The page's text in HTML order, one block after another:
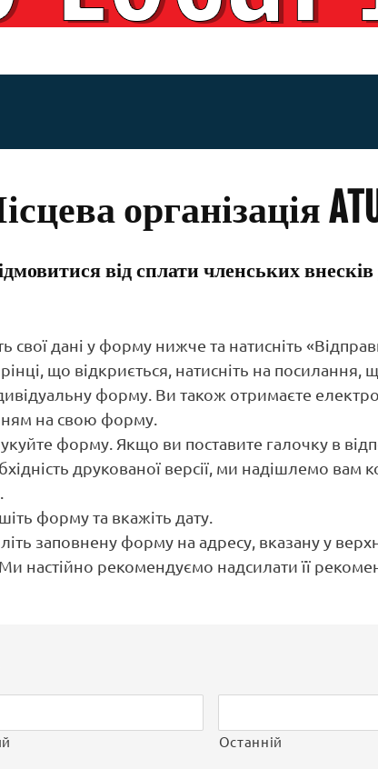
організація
від сплати членських внесків
свої дані у форму нижче та натисніть
що відкриється, натисніть на посилання,
форму. Ви також отримаєте
на свою форму.
форму. Якщо ви поставите галочку в
друкованої версії, ми надішлемо вам
форму та вкажіть дату.
заповнену форму на адресу, вказану у
настійно рекомендуємо надсилати її
Останній